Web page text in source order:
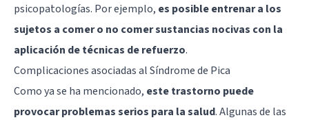
psicopatologías. Por ejemplo, es posible entrenar a los
sujetos a comer o no comer sustancias nocivas con la
aplicación de técnicas de refuerzo.
Complicaciones asociadas al Síndrome de Pica
Como ya se ha mencionado, este trastorno puede
provocar problemas serios para la salud. Algunas de las